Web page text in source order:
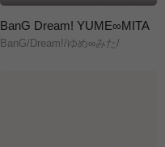
BanG Dream! YUME∞MITA
BanG/Dream!/ゆめ∞みた/